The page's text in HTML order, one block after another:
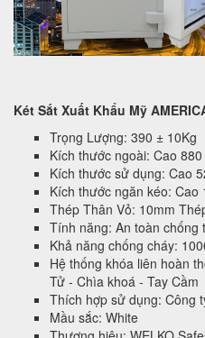
Két Sắt Xuất Khẩu Mỹ
Trọng Lượng: 390 ± 10Kg
Kích thước ngoài: Cao
Kích thước sử dụng: Cao
Kích thước ngăn kéo: Cao
Thép Thân Vỏ: 10mm
Tính năng: An toàn chống
Khả năng chống cháy:
Hệ thống khóa liên hoàn
Tử - Chìa khoá - Tay Cầm
Thích hợp sử dụng: Công
Mầu sắc: White